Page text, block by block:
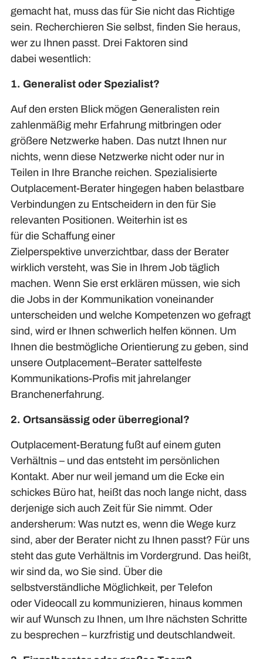
gemacht hat, muss das für Sie nicht das Richtige
sein. Recherchieren Sie selbst, finden Sie heraus,
wer zu Ihnen passt. Drei Faktoren sind
dabei wesentlich:
1. Generalist oder Spezialist?
Auf den ersten Blick mögen Generalisten rein
zahlenmäßig mehr Erfahrung mitbringen oder
größere Netzwerke haben. Das nutzt Ihnen nur
nichts, wenn diese Netzwerke nicht oder nur in
Teilen in Ihre Branche reichen. Spezialisierte
Outplacement-Berater hingegen haben belastbare
Verbindungen zu Entscheidern in den für Sie
relevanten Positionen. Weiterhin ist es
für die Schaffung einer
Zielperspektive unverzichtbar, dass der Berater
wirklich versteht, was Sie in Ihrem Job täglich
machen. Wenn Sie erst erklären müssen, wie sich
die Jobs in der Kommunikation voneinander
unterscheiden und welche Kompetenzen wo gefragt
sind, wird er Ihnen schwerlich helfen können. Um
Ihnen die bestmögliche Orientierung zu geben, sind
unsere Outplacement–Berater sattelfeste
Kommunikations-Profis mit jahrelanger
Branchenerfahrung.
2. Ortsansässig oder überregional?
Outplacement-Beratung fußt auf einem guten
Verhältnis – und das entsteht im persönlichen
Kontakt. Aber nur weil jemand um die Ecke ein
schickes Büro hat, heißt das noch lange nicht, dass
derjenige sich auch Zeit für Sie nimmt. Oder
andersherum: Was nutzt es, wenn die Wege kurz
sind, aber der Berater nicht zu Ihnen passt? Für uns
steht das gute Verhältnis im Vordergrund. Das heißt,
wir sind da, wo Sie sind. Über die
selbstverständliche Möglichkeit, per Telefon
oder Videocall zu kommunizieren, hinaus kommen
wir auf Wunsch zu Ihnen, um Ihre nächsten Schritte
zu besprechen – kurzfristig und deutschlandweit.